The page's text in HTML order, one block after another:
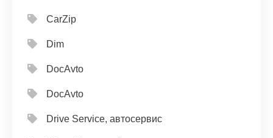
CarZip
Dim
DocAvto
DocAvto
Drive Service, автосервис